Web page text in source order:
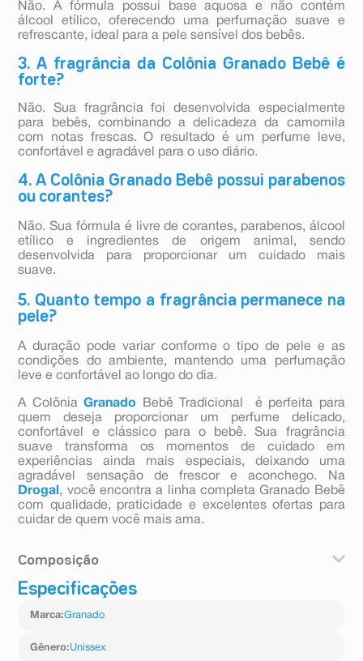
Não. A fórmula possui base aquosa e não contém
álcool etílico, oferecendo uma perfumação suave e
refrescante, ideal para a pele sensível dos bebês.
3. A fragrância da Colônia Granado Bebê é
forte?
Não. Sua fragrância foi desenvolvida especialmente
para bebês, combinando a delicadeza da camomila
com notas frescas. O resultado é um perfume leve,
confortável e agradável para o uso diário.
4. A Colônia Granado Bebê possui parabenos
ou corantes?
Não. Sua fórmula é livre de corantes, parabenos, álcool
etílico e ingredientes de origem animal, sendo
desenvolvida para proporcionar um cuidado mais
suave.
5. Quanto tempo a fragrância permanece na
pele?
A duração pode variar conforme o tipo de pele e as
condições do ambiente, mantendo uma perfumação
leve e confortável ao longo do dia.
A ColôniaGranado
Bebê Tradicional é perfeita para
quem deseja proporcionar um perfume delicado,
confortável e clássico para o bebê. Sua fragrância
suave transforma os momentos de cuidado em
experiências ainda mais especiais, deixando uma
agradável sensação de frescor e aconchego. Na
Drogal , você encontra a linha completa Granado Bebê
com qualidade, praticidade e excelentes ofertas para
cuidar de quem você mais ama.
Composição
Aqua (water), peg-40 hydrogenated castor oil, parfum
dimethicone, ethylhexylglycerin, sodium gluconate,
citronellol, coumarin, geraniol, hexyl cinnamal,
Especificações
Marca:Granado
Gênero:Unissex